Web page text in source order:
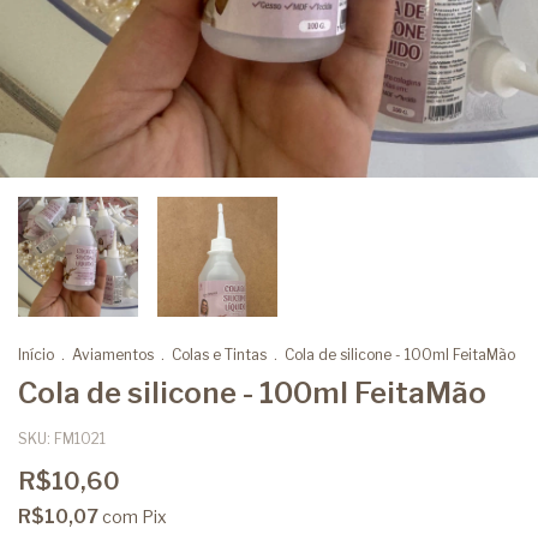
Início . Aviamentos . Colas e Tintas . Cola de silicone - 100ml FeitaMão
Cola de silicone - 100ml FeitaMão
SKU: FM1021
R$10,60
R$10,07com Pix